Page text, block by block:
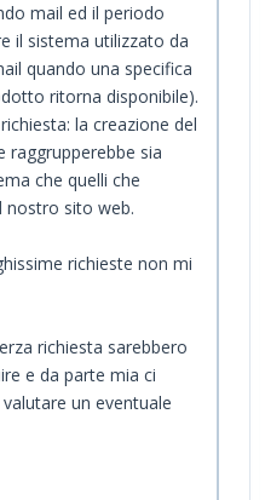
mail ed il periodo
il sistema utilizzato da
quando una specifica
ritorna disponibile).
la creazione del
raggrupperebbe sia
che quelli che
nostro sito web.
richieste non mi
richiesta sarebbero
e da parte mia ci
un eventuale